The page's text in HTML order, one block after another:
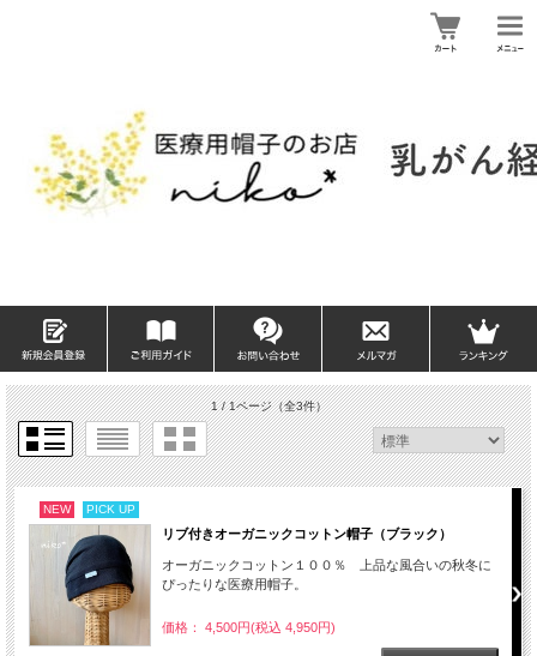
1 / 1ページ（全3件）
NEW PICK UP
リブ付きオーガニックコットン帽子（ブラック）
オーガニックコットン１００％ 上品な風合いの秋冬に
ぴったりな医療用帽子。
価格： 4,500円(税込 4,950円)